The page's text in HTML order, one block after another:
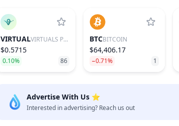
VIRTUAL VIRTUALS PROTOCOL
$0.5715
0.10% 86
BTCBITCOIN
$64,406.17
−0.71% 1
Advertise With Us ⭐️
Interested in advertising? Reach us out